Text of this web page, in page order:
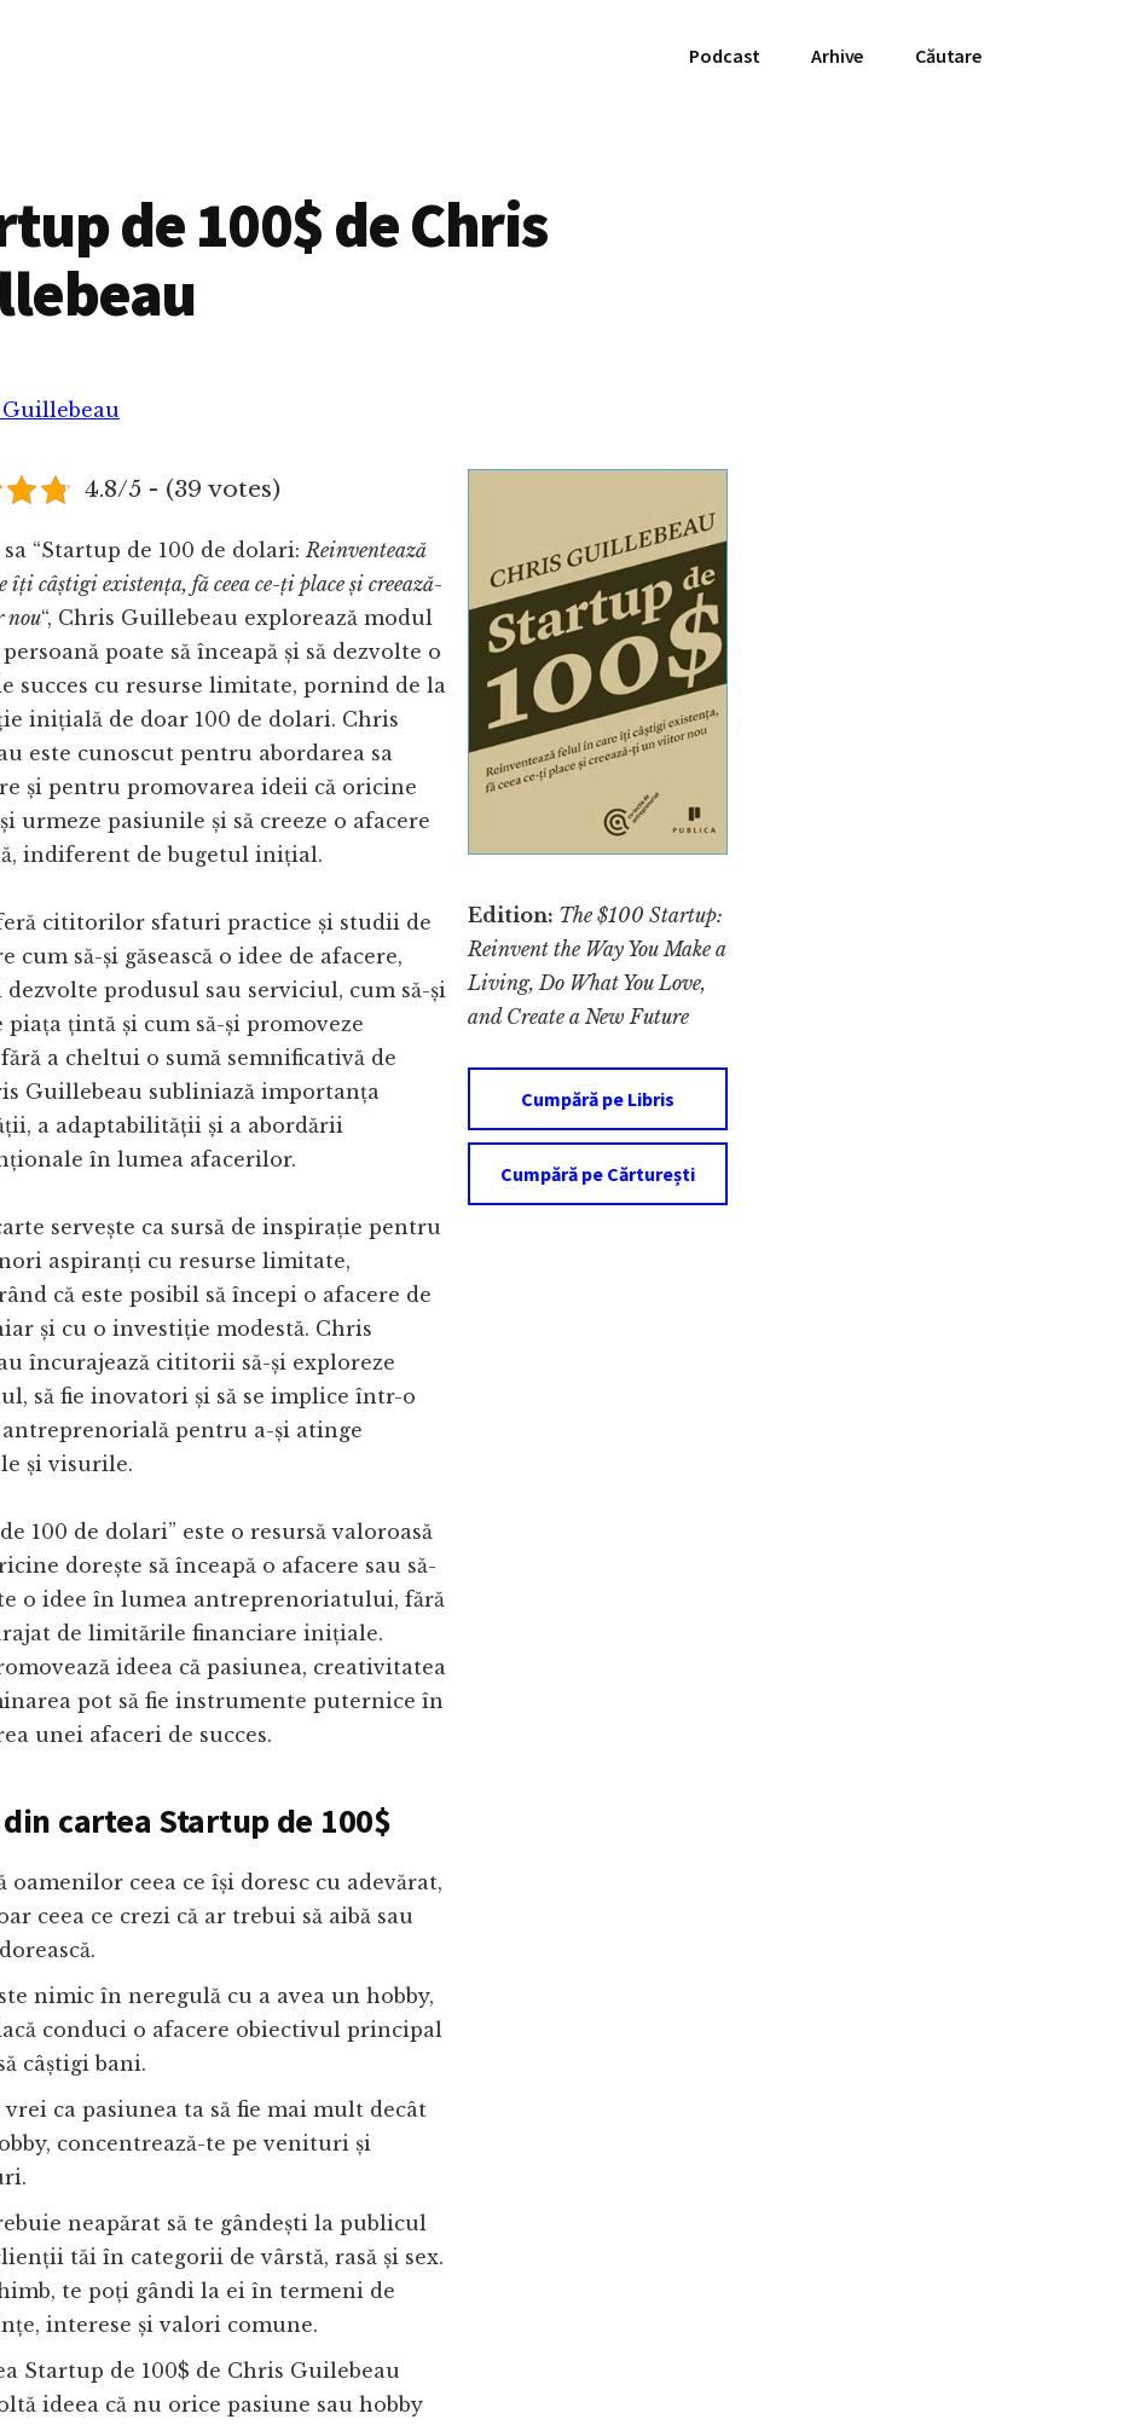
Podcast Arhive Căutare
de 100$ de Chris
Edition: The $100 Startup:
Reinvent the Way You Make a
Living, Do What You Love,
and Create a New Future
Cumpără pe Libris
Cumpără pe Cărturești
4.8/5 - (39 votes)
“Startup de 100 de dolari:Reinventează
îți câștigi existența, fă ceea ce-ți place și creează-
nou“, Chris Guillebeau explorează modul
poate să înceapă și să dezvolte o
succes cu resurse limitate, pornind de la
inițială de doar 100 de dolari. Chris
este cunoscut pentru abordarea sa
și pentru promovarea ideii că oricine
urmeze pasiunile și să creeze o afacere
indiferent de bugetul inițial.
cititorilor sfaturi practice și studii de
cum să-și găsească o idee de afacere,
dezvolte produsul sau serviciul, cum să-și
țintă și cum să-și promoveze
a cheltui o sumă semnificativă de
Guillebeau subliniază importanța
a adaptabilității și a abordării
în lumea afacerilor.
servește ca sursă de inspirație pentru
aspiranți cu resurse limitate,
că este posibil să începi o afacere de
și cu o investiție modestă. Chris
încurajează cititorii să-și exploreze
să fie inovatori și să se implice într-o
pentru a-și atinge
și visurile.
100 de dolari” este o resursă valoroasă
dorește să înceapă o afacere sau să-
o idee în lumea antreprenoriatului, fără
de limitările financiare inițiale.
ideea că pasiunea, creativitatea
pot să fie instrumente puternice în
unei afaceri de succes.
cartea Startup de 100$
oamenilor ceea ce își doresc cu adevărat,
ceea ce crezi că ar trebui să aibă sau
nimic în neregulă cu a avea un hobby,
conduci o afacere obiectivul principal
câștigi bani.
vrei ca pasiunea ta să fie mai mult decât
concentrează-te pe venituri și
neapărat să te gândești la publicul
tăi în categorii de vârstă, rasă și sex.
te poți gândi la ei în termeni de
interese și valori comune.
Startup de 100$ de Chris Guilebeau
ideea că nu orice pasiune sau hobby